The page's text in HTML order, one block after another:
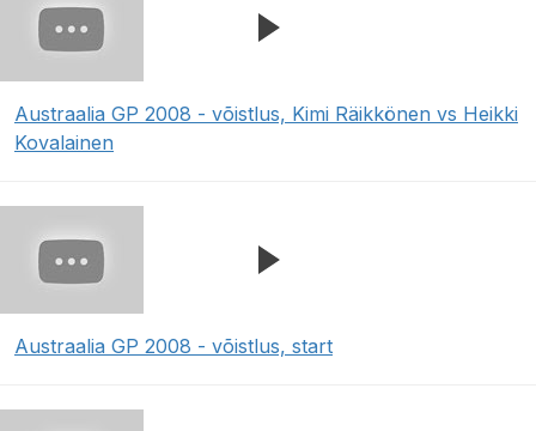
Austraalia GP 2008 - võistlus, Kimi Räikkönen vs Heikki
Kovalainen
Austraalia GP 2008 - võistlus, start